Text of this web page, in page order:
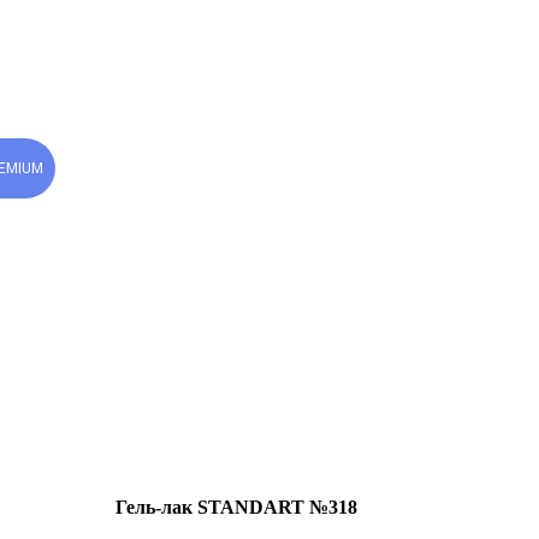
Гель-лак STANDART №318